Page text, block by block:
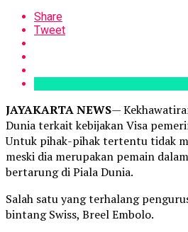
Share
Tweet
JAYAKARTA NEWS—
Dunia terkait kebijakan Visa
Untuk pihak-pihak tertentu tidak
meski dia merupakan pemain
bertarung di Piala Dunia.
Salah satu yang terhalang
bintang Swiss, Breel Embolo.